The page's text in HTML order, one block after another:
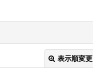
表示順変更